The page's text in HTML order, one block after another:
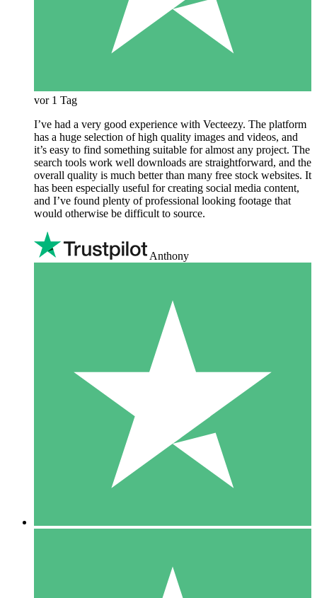
vor 1 Tag
I’ve had a very good experience with Vecteezy. The platform
has a huge selection of high quality images and videos, and
it’s easy to find something suitable for almost any project. The
search tools work well downloads are straightforward, and the
overall quality is much better than many free stock websites. It
has been especially useful for creating social media content,
and I’ve found plenty of professional looking footage that
would otherwise be difficult to source.
Anthony